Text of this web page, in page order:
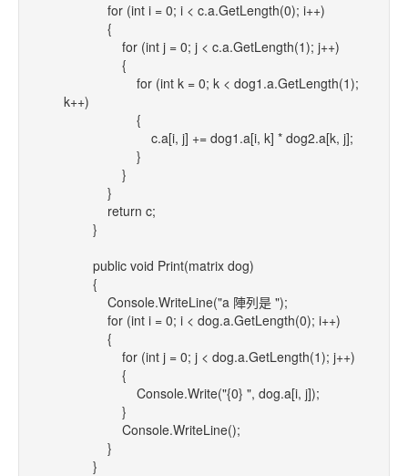
for (int i = 0; i < c.a.GetLength(0); i++)
{
for (int j = 0; j < c.a.GetLength(1); j++)
{
for (int k = 0; k < dog1.a.GetLength(1);
k++)
{
c.a[i, j] += dog1.a[i, k] * dog2.a[k, j];
}
}
}
return c;
}
public void Print(matrix dog)
{
Console.WriteLine("a 陣列是 ");
for (int i = 0; i < dog.a.GetLength(0); i++)
{
for (int j = 0; j < dog.a.GetLength(1); j++)
{
Console.Write("{0} ", dog.a[i, j]);
}
Console.WriteLine();
}
}